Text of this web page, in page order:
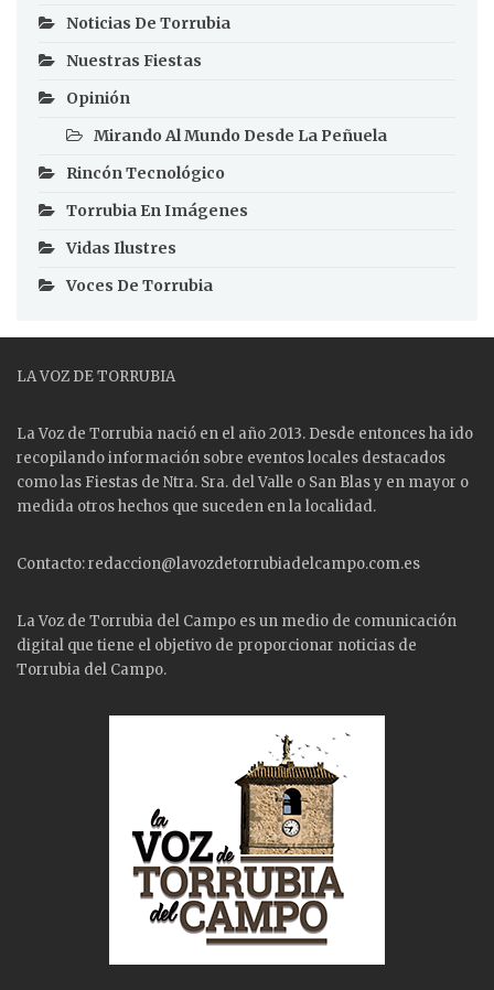
Noticias De Torrubia
Nuestras Fiestas
Opinión
Mirando Al Mundo Desde La Peñuela
Rincón Tecnológico
Torrubia En Imágenes
Vidas Ilustres
Voces De Torrubia
LA VOZ DE TORRUBIA
La Voz de Torrubia nació en el año 2013. Desde entonces ha ido
recopilando información sobre eventos locales destacados
como las Fiestas de Ntra. Sra. del Valle o San Blas y en mayor o
medida otros hechos que suceden en la localidad.
Contacto: redaccion@lavozdetorrubiadelcampo.com.es
La Voz de Torrubia del Campo es un medio de comunicación
digital que tiene el objetivo de proporcionar noticias de
Torrubia del Campo.